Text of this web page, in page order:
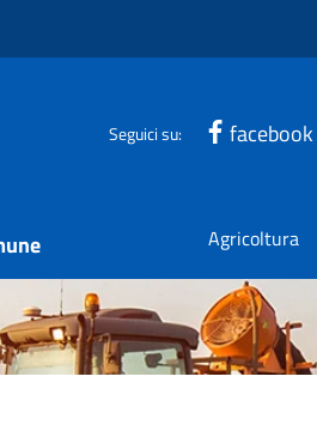
Seguici su: facebook
Agricoltura